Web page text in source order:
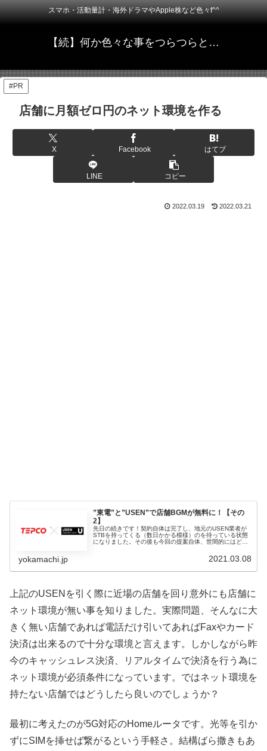
スマホ・活動量計・海外ドラマやApple株など色々f^^
【続】何か色々な事をつらつらと…
#PR
店舗に月額ゼロ円のネット環境を作る
X Facebook はてブ
LINE コピー
2022.03.19 2022.03.21
”東電”と”USEN”で店舗BGMが無料に！【その
2】
先日の続きです！契約自体は完了し、地元のUSEN業者が
STBを持ってくる（数日かかる模様）のを待っている状態
になりました。その後も今回の提案自体、世間的にはどう
yokamachi.jp 2021.03.08
上記のUSENを引く際に近場の店舗を回り意外にも店舗に
ネット環境が無い事を知りました。実際問題、そんなに大
きく無い店舗であれば電話だけ引いてあればFaxやカード
決済は出来るので十分な環境と言えます。しかしながら昨
今のキャッシュレス決済、リアルタイムで決済を行う為に
ネット環境が必須条件になっています。ではネット環境を
持たない店舗ではどうしたら良いのでしょうか？
最初に考えたのが5G対応のHomeルータです。光等を引か
ずにSIMを挿せば繋がるという手軽さ。結構ばら撒きもあ